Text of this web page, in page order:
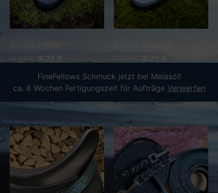
FineFellows Schmuck jetzt bei Melasól!
ca. 8 Wochen Fertigungszeit für Aufträge Verwerfen
18,70 €
Versand
Ausführung wählen
zzgl.Versand
Ausführung wählen